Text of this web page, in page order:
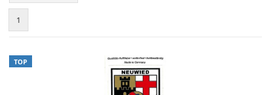
1
TOP